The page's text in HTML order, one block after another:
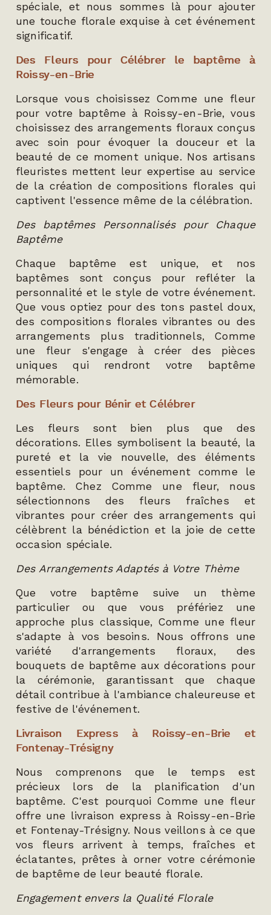
spéciale, et nous sommes là pour ajouter
une touche florale exquise à cet événement
significatif.
Des Fleurs pour Célébrer le baptême à
Roissy-en-Brie
Lorsque vous choisissez Comme une fleur
pour votre baptême à Roissy-en-Brie, vous
choisissez des arrangements floraux conçus
avec soin pour évoquer la douceur et la
beauté de ce moment unique. Nos artisans
fleuristes mettent leur expertise au service
de la création de compositions florales qui
captivent l'essence même de la célébration.
Des baptêmes Personnalisés pour Chaque
Baptême
Chaque baptême est unique, et nos
baptêmes sont conçus pour refléter la
personnalité et le style de votre événement.
Que vous optiez pour des tons pastel doux,
des compositions florales vibrantes ou des
arrangements plus traditionnels, Comme
une fleur s'engage à créer des pièces
uniques qui rendront votre baptême
mémorable.
Des Fleurs pour Bénir et Célébrer
Les fleurs sont bien plus que des
décorations. Elles symbolisent la beauté, la
pureté et la vie nouvelle, des éléments
essentiels pour un événement comme le
baptême. Chez Comme une fleur, nous
sélectionnons des fleurs fraîches et
vibrantes pour créer des arrangements qui
célèbrent la bénédiction et la joie de cette
occasion spéciale.
Des Arrangements Adaptés à Votre Thème
Que votre baptême suive un thème
particulier ou que vous préfériez une
approche plus classique, Comme une fleur
s'adapte à vos besoins. Nous offrons une
variété d'arrangements floraux, des
bouquets de baptême aux décorations pour
la cérémonie, garantissant que chaque
détail contribue à l'ambiance chaleureuse et
festive de l'événement.
Livraison Express à Roissy-en-Brie et
Fontenay-Trésigny
Nous comprenons que le temps est
précieux lors de la planification d'un
baptême. C'est pourquoi Comme une fleur
offre une livraison express à Roissy-en-Brie
et Fontenay-Trésigny. Nous veillons à ce que
vos fleurs arrivent à temps, fraîches et
éclatantes, prêtes à orner votre cérémonie
de baptême de leur beauté florale.
Engagement envers la Qualité Florale